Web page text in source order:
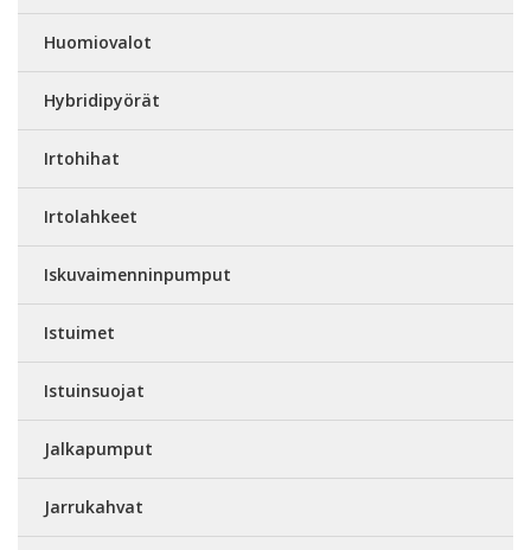
Huomiovalot
Hybridipyörät
Irtohihat
Irtolahkeet
Iskuvaimenninpumput
Istuimet
Istuinsuojat
Jalkapumput
Jarrukahvat